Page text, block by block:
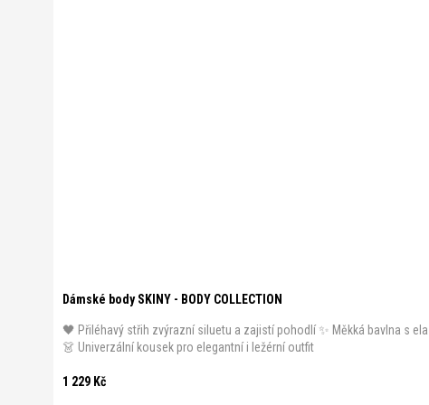
Dámské body SKINY - BODY COLLECTION
1 229 Kč
🖤 Přiléhavý střih zvýrazní siluetu a zajistí pohodlí ✨ Měkká bavlna s
👗 Univerzální kousek pro elegantní i ležérní outfit